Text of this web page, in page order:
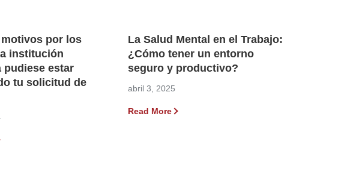
motivos por los
institución
pudiese estar
tu solicitud de
La Salud Mental en el Trabajo:
¿Cómo tener un entorno
seguro y productivo?
abril 3, 2025
Read More